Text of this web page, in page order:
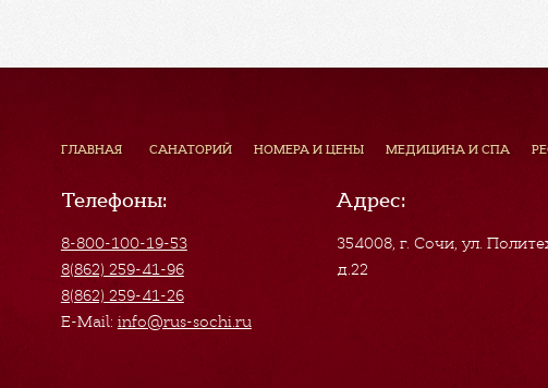
ГЛАВНАЯ САНАТОРИЙ НОМЕРА И ЦЕНЫ МЕДИЦИНА И СПА
Телефоны:
8-800-100-19-53
8(862) 259-41-96
8(862) 259-41-26
E-Mail: info@rus-sochi.ru
Адрес:
354008, г. Сочи,ул.
д.22